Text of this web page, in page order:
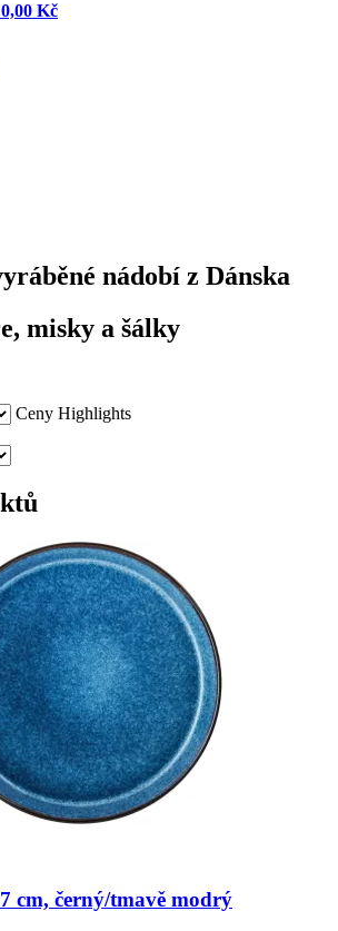
0,00 Kč
nádobí z Dánska
misky a šálky
Ceny Highlights
cm, černý/tmavě modrý